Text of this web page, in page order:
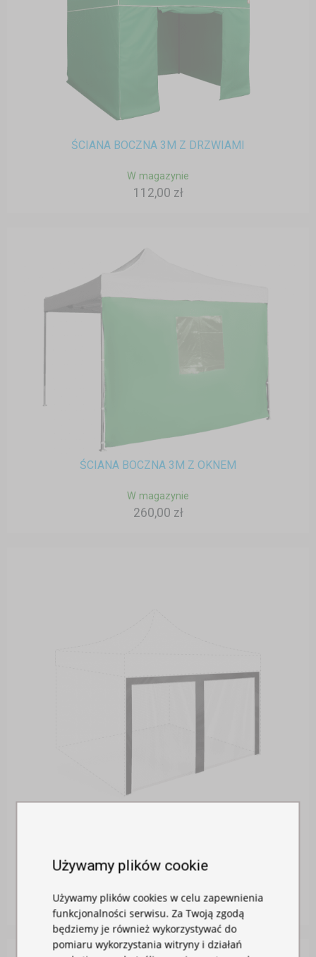
ŚCIANA BOCZNA 3M Z DRZWIAMI
W magazynie
112,00 zł
ŚCIANA BOCZNA 3M Z OKNEM
W magazynie
260,00 zł
MOSKITIERA DO NAMIOTU
115,00 zł
Używamy plików cookie
Używamy plików cookies w celu zapewnienia
funkcjonalności serwisu. Za Twoją zgodą
będziemy je również wykorzystywać do
pomiaru wykorzystania witryny i działań